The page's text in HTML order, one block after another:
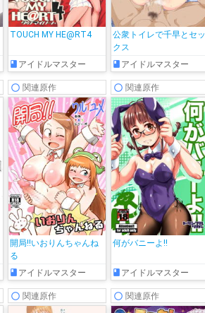
TOUCH MY HE@RT4
アイドルマスター
公衆トイレで千早とセッ
クス
アイドルマスター
関連原作
開局!!いおりんちゃんね
る
アイドルマスター
関連原作
何がバニーよ!!
アイドルマスター
関連原作 関連原作